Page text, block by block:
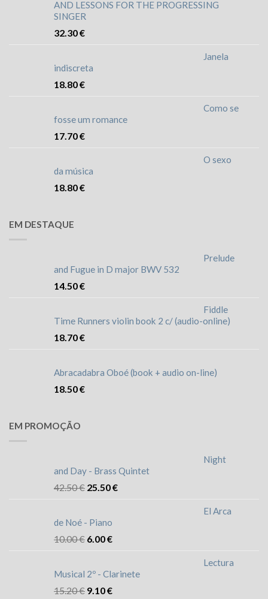
AND LESSONS FOR THE PROGRESSING
SINGER
32.30€
Janela
indiscreta
18.80€
Como se
fosse um romance
17.70€
O sexo
da música
18.80€
EM DESTAQUE
Prelude
and Fugue in D major BWV 532
14.50€
Fiddle
Time Runners violin book 2 c/ (audio-online)
18.70€
Abracadabra Oboé (book + audio on-line)
18.50€
EM PROMOÇÃO
Night
and Day - Brass Quintet
42.50€ 25.50€
El Arca
de Noé - Piano
10.00€ 6.00€
Lectura
Musical 2º - Clarinete
15.20€ 9.10€